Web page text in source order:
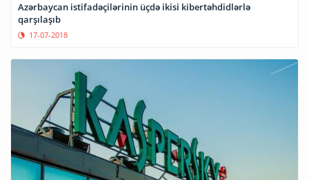
Azərbaycan istifadəçilərinin üçdə ikisi kibertəhdidlərlə
qarşılaşıb
17-07-2018